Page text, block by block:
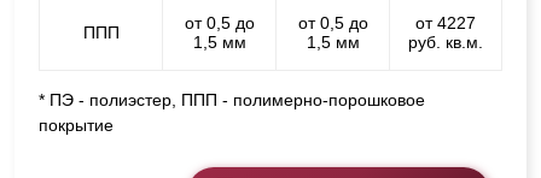
ППП
от 0,5 до
1,5 мм
от 0,5 до
1,5 мм
от 4227
руб. кв.м.
* ПЭ - полиэстер, ППП - полимерно-порошковое
покрытие